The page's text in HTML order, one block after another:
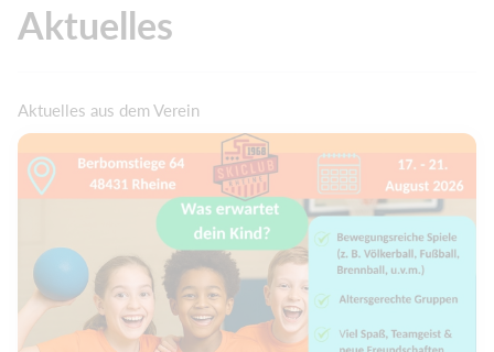
Aktuelles
Aktuelles aus dem Verein